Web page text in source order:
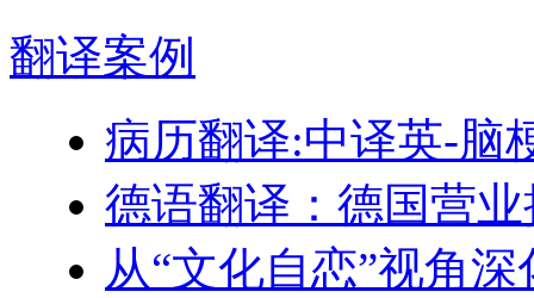
翻译案例
病历翻译:中译英-脑
德语翻译：德国营
从“文化自恋”视角